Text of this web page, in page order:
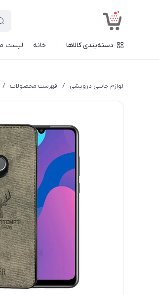
دسته‌بندی کالاها خانه لیست
لوازم جانبی درویشی / فهرست محصولات /